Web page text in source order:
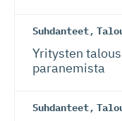
Suhdanteet,
Yritysten
paranemista
Suhdanteet,